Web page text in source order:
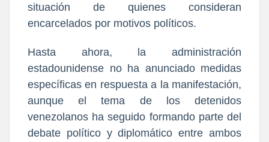
situación de quienes consideran
encarcelados por motivos políticos.
Hasta ahora, la administración
estadounidense no ha anunciado medidas
específicas en respuesta a la manifestación,
aunque el tema de los detenidos
venezolanos ha seguido formando parte del
debate político y diplomático entre ambos